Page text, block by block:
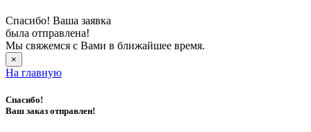
Спасибо! Ваша заявка
была отправлена!
Мы свяжемся с Вами в ближайшее время.
×
На главную
Спасибо!
Ваш заказ отправлен!